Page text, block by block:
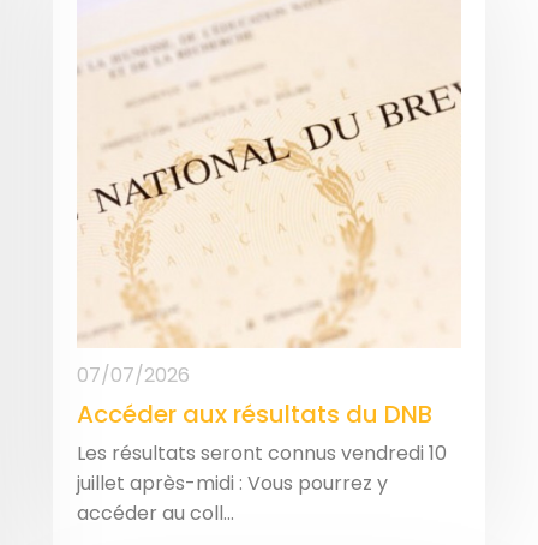
07/07/2026
Accéder aux résultats du DNB
Les résultats seront connus vendredi 10
juillet après-midi : Vous pourrez y
accéder au coll...